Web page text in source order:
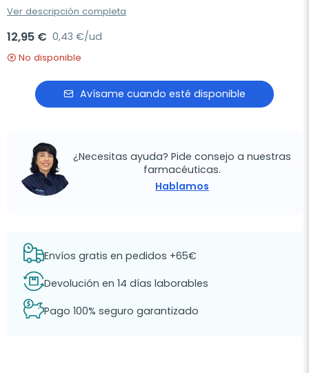
Ver descripción completa
12,95 € 0,43 €/ud
No disponible
Avísame cuando esté disponible
¿Necesitas ayuda? Pide consejo a nuestras
farmacéuticas.
Hablamos
Envíos gratis en pedidos +65€
Devolución en 14 días laborables
Pago 100% seguro garantizado